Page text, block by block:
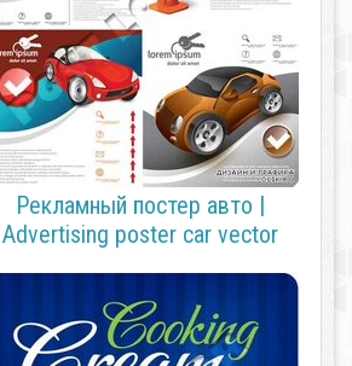
Рекламный постер авто |
Advertising poster car vector